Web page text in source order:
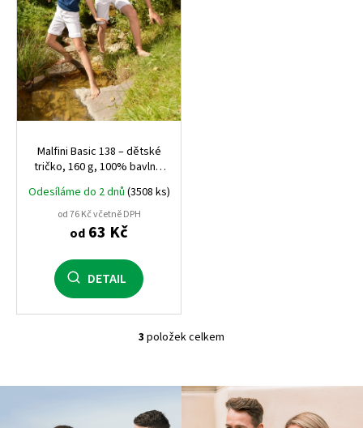
Malfini Basic 138 – dětské
tričko, 160 g, 100% bavlna,
Odesíláme do 2 dnů (3508 ks)
od 76 Kč včetně DPH
od 63 Kč
DETAIL
O
l
á
3 položek celkem